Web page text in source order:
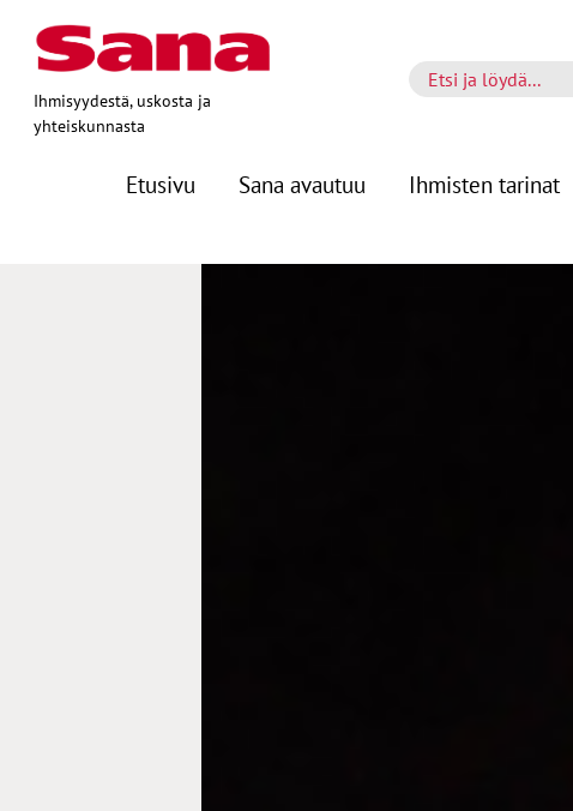
Ihmisyydestä, uskosta ja
yhteiskunnasta
Etusivu Sana avautuu Ihmisten tarinat